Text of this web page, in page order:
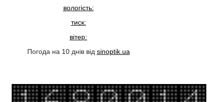
вологість:
тиск:
вітер:
Погода на 10 днів від sinoptik.ua